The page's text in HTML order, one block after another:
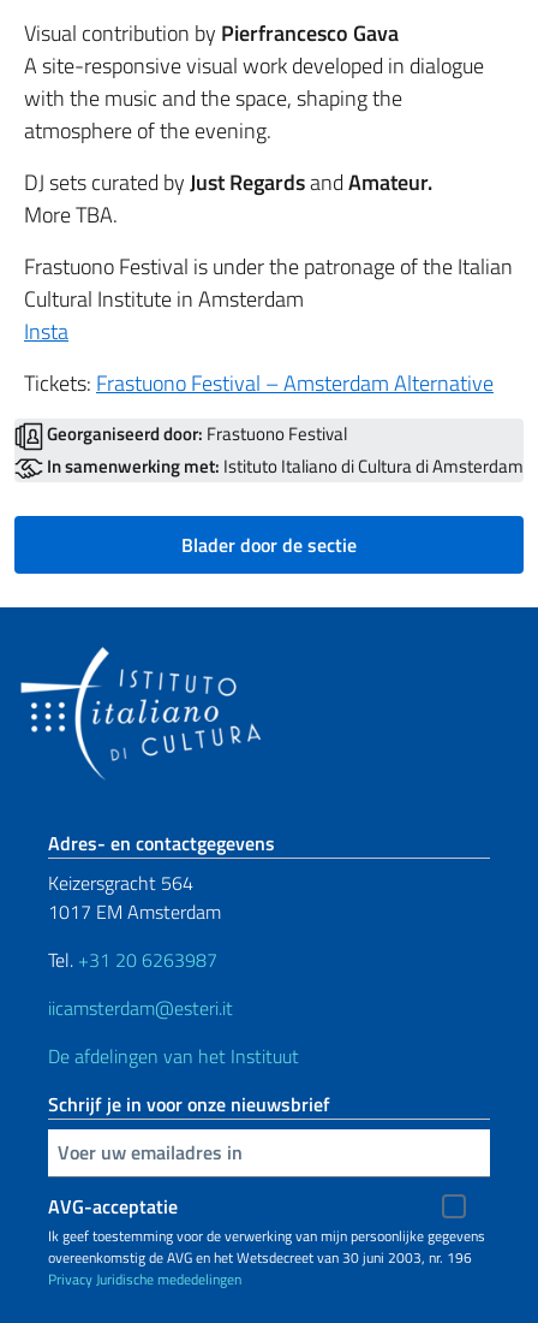
Visual contribution by Pierfrancesco Gava
A site-responsive visual work developed in dialogue
with the music and the space, shaping the
atmosphere of the evening.
DJ sets curated byJust RegardsandAmateur.
More TBA.
Frastuono Festival is under the patronage of the Italian
Cultural Institute in Amsterdam
Insta
Tickets: Frastuono Festival – Amsterdam Alternative
Georganiseerd door: Frastuono Festival
In samenwerking met: Istituto Italiano di Cultura di Amsterdam
Blader door de sectie
Voetregel sectie
Adres- en contactgegevens
Keizersgracht 564
1017 EM Amsterdam
Tel. +31 20 6263987
iicamsterdam@esteri.it
De afdelingen van het Instituut
Schrijf je in voor onze nieuwsbrief
Voer uw e-mailadres in
AVG-acceptatie
Ik geef toestemming voor de verwerking van mijn persoonlijke gegevens
overeenkomstig de AVG en het Wetsdecreet van 30 juni 2003, nr. 196
PrivacyJuridische mededelingen